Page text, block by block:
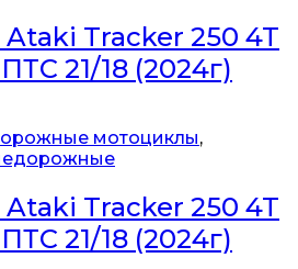
Tracker 250 4T
21/18 (2024г)
мотоциклы,
Tracker 250 4T
21/18 (2024г)